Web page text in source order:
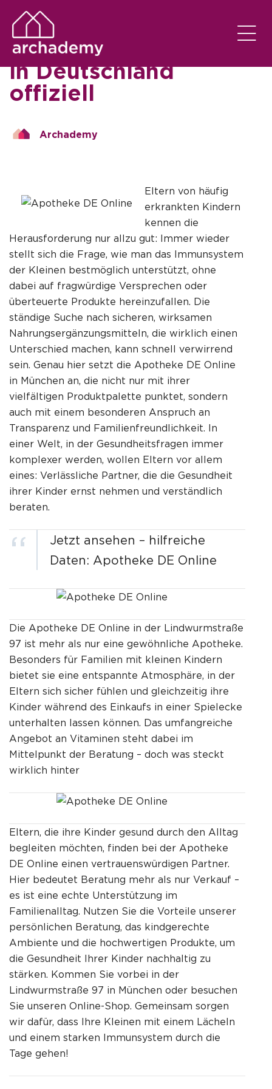
SEM CATEGORIA
Apotheke DE Online
in Deutschland
offiziell
Archademy
Eltern von häufig
erkrankten Kindern
kennen die
Herausforderung nur allzu gut: Immer wieder
stellt sich die Frage, wie man das Immunsystem
der Kleinen bestmöglich unterstützt, ohne
dabei auf fragwürdige Versprechen oder
überteuerte Produkte hereinzufallen. Die
ständige Suche nach sicheren, wirksamen
Nahrungsergänzungsmitteln, die wirklich einen
Unterschied machen, kann schnell verwirrend
sein. Genau hier setzt die Apotheke DE Online
in München an, die nicht nur mit ihrer
vielfältigen Produktpalette punktet, sondern
auch mit einem besonderen Anspruch an
Transparenz und Familienfreundlichkeit. In
einer Welt, in der Gesundheitsfragen immer
komplexer werden, wollen Eltern vor allem
eines: Verlässliche Partner, die die Gesundheit
ihrer Kinder ernst nehmen und verständlich
beraten.
Jetzt ansehen – hilfreiche
Daten: Apotheke DE Online
Die Apotheke DE Online in der Lindwurmstraße
97 ist mehr als nur eine gewöhnliche Apotheke.
Besonders für Familien mit kleinen Kindern
bietet sie eine entspannte Atmosphäre, in der
Eltern sich sicher fühlen und gleichzeitig ihre
Kinder während des Einkaufs in einer Spielecke
unterhalten lassen können. Das umfangreiche
Angebot an Vitaminen steht dabei im
Mittelpunkt der Beratung – doch was steckt
wirklich hinter
Eltern, die ihre Kinder gesund durch den Alltag
begleiten möchten, finden bei der Apotheke
DE Online einen vertrauenswürdigen Partner.
Hier bedeutet Beratung mehr als nur Verkauf –
es ist eine echte Unterstützung im
Familienalltag. Nutzen Sie die Vorteile unserer
persönlichen Beratung, das kindgerechte
Ambiente und die hochwertigen Produkte, um
die Gesundheit Ihrer Kinder nachhaltig zu
stärken. Kommen Sie vorbei in der
Lindwurmstraße 97 in München oder besuchen
Sie unseren Online-Shop. Gemeinsam sorgen
wir dafür, dass Ihre Kleinen mit einem Lächeln
und einem starken Immunsystem durch die
Tage gehen!